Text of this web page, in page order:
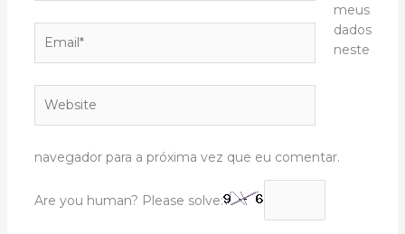
meus
dados
neste
navegador para a próxima vez que eu comentar.
Are you human? Please solve: